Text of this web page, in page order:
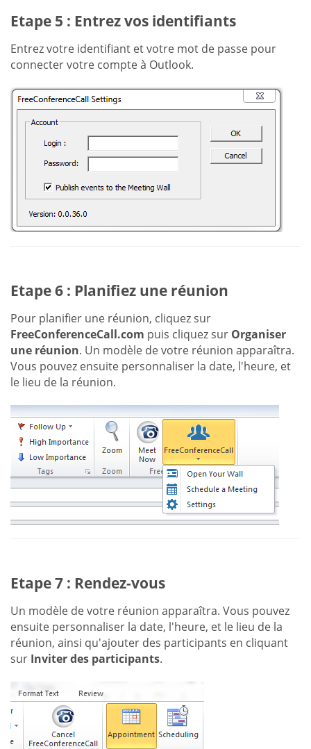
Etape 5 : Entrez vos identifiants
Entrez votre identifiant et votre mot de passe pour
connecter votre compte à Outlook.
Etape 6 : Planifiez une réunion
Pour planifier une réunion, cliquez sur
FreeConferenceCall.com puis cliquez sur Organiser
une réunion. Un modèle de votre réunion apparaîtra.
Vous pouvez ensuite personnaliser la date, l'heure, et
le lieu de la réunion.
Etape 7 : Rendez-vous
Un modèle de votre réunion apparaîtra. Vous pouvez
ensuite personnaliser la date, l'heure, et le lieu de la
réunion, ainsi qu'ajouter des participants en cliquant
sur Inviter des participants.